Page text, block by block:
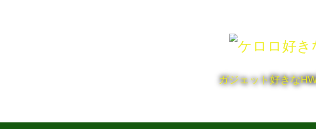
ガジェット好きな